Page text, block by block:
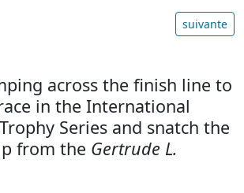
suivante
across the finish line to
in the International
Series and snatch the
from the Gertrude L.